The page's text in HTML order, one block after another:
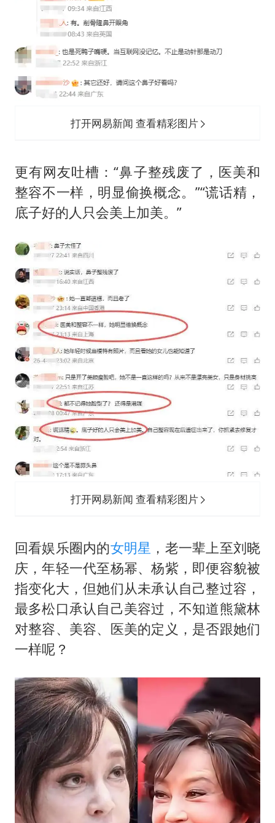
打开网易新闻 查看精彩图片
更有网友吐槽：“鼻子整残废了，医美和
整容不一样，明显偷换概念。”“谎话精，
底子好的人只会美上加美。”
打开网易新闻 查看精彩图片
回看娱乐圈内的女明星 ，老一辈上至刘晓
庆，年轻一代至杨幂、杨紫，即便容貌被
指变化大，但她们从未承认自己整过容，
最多松口承认自己美容过，不知道熊黛林
对整容、美容、医美的定义，是否跟她们
一样呢？